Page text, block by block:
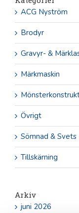
ACG Nyström
Brodyr
Gravyr- &
Märkmaskin
Övrigt
Sömnad & Svets
Tillskärning
Arkiv
juni 2026